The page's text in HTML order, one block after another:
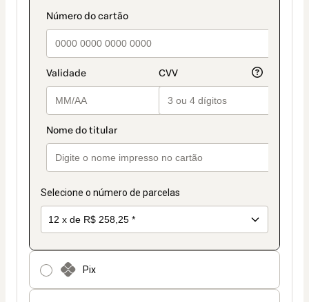
Selecione o número de parcelas
Pix
pagamento